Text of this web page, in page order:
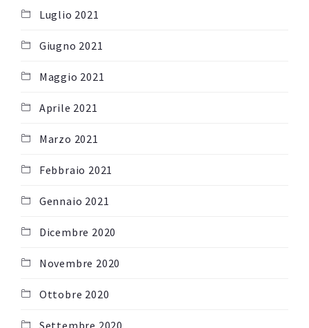
Luglio 2021
Giugno 2021
Maggio 2021
Aprile 2021
Marzo 2021
Febbraio 2021
Gennaio 2021
Dicembre 2020
Novembre 2020
Ottobre 2020